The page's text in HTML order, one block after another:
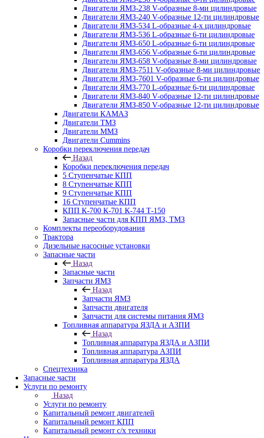
Двигатели ЯМЗ-238 V-образные 8-ми цилиндровые
Двигатели ЯМЗ-240 V-образные 12-ти цилиндровые
Двигатели ЯМЗ-534 L-образные 4-х цилиндровые
Двигатели ЯМЗ-536 L-образные 6-ти цилиндровые
Двигатели ЯМЗ-650 L-образные 6-ти цилиндровые
Двигатели ЯМЗ-656 V-образные 6-ти цилиндровые
Двигатели ЯМЗ-658 V-образные 8-ми цилиндровые
Двигатели ЯМЗ-7511 V-образные 8-ми цилиндровые
Двигатели ЯМЗ-7601 V-образные 6-ти цилиндровые
Двигатели ЯМЗ-770 L-образные 6-ти цилиндровые
Двигатели ЯМЗ-840 V-образные 12-ти цилиндровые
Двигатели ЯМЗ-850 V-образные 12-ти цилиндровые
Двигатели КАМАЗ
Двигатели ТМЗ
Двигатели ММЗ
Двигатели Cummins
Коробки переключения передач
Назад
Коробки переключения передач
5 Ступенчатые КПП
8 Ступенчатые КПП
9 Ступенчатые КПП
16 Ступенчатые КПП
КПП К-700 К-701 К-744 Т-150
Запасные части для КПП ЯМЗ, ТМЗ
Комплекты переоборудования
Трактора
Дизельные насосные установки
Запасные части
Назад
Запасные части
Запчасти ЯМЗ
Назад
Запчасти ЯМЗ
Запчасти двигателя
Запчасти для системы питания ЯМЗ
Топливная аппаратура ЯЗДА и АЗПИ
Назад
Топливная аппаратура ЯЗДА и АЗПИ
Топливная аппаратура АЗПИ
Топливная аппаратура ЯЗДА
Спецтехника
Запасные части
Услуги по ремонту
Назад
Услуги по ремонту
Капитальный ремонт двигателей
Капитальный ремонт КПП
Капитальный ремонт с/х техники